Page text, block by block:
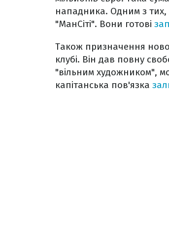
нападника. Одним з тих,
"МанСіті". Вони готові
Також призначення
клубі. Він дав повну
"вільним художником",
капітанська пов'язка